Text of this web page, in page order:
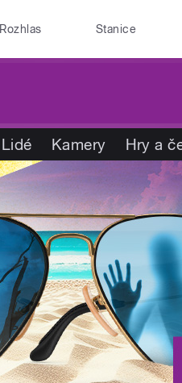
Stanice
Lidé Kamery Hry a